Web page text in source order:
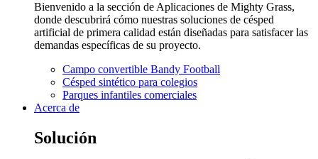
Bienvenido a la sección de Aplicaciones de Mighty Grass,
donde descubrirá cómo nuestras soluciones de césped
artificial de primera calidad están diseñadas para satisfacer las
demandas específicas de su proyecto.
Campo convertible Bandy Football
Césped sintético para colegios
Parques infantiles comerciales
Acerca de
Solución